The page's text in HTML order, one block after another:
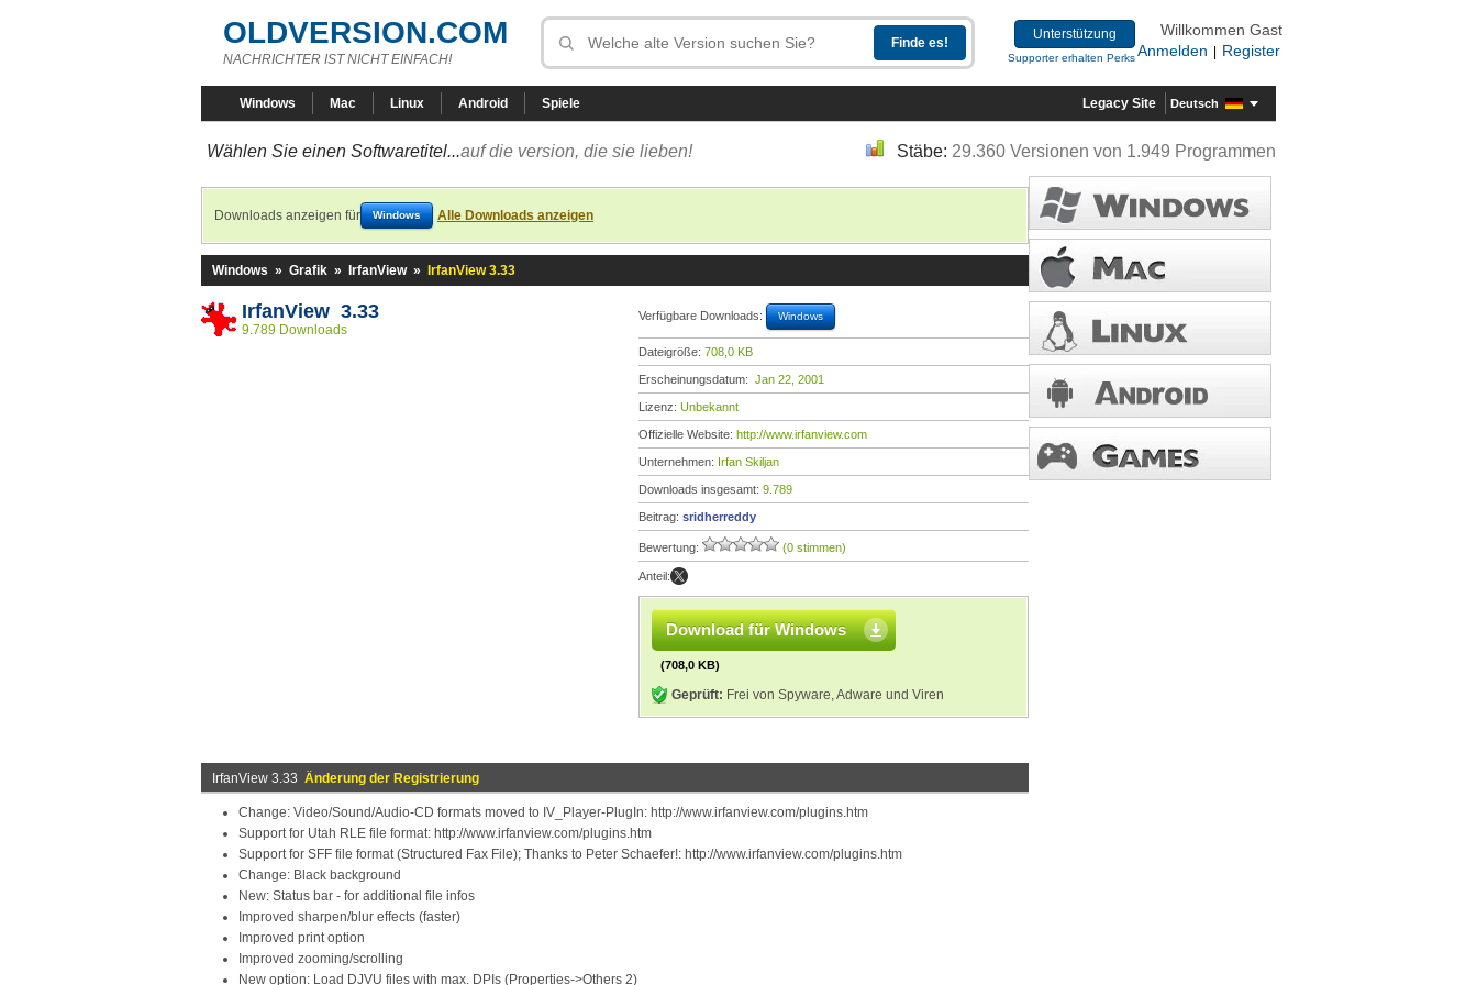
OLDVERSION.COM
NACHRICHTER IST NICHT EINFACH!
Unterstützung
Supporter erhalten Perks
Willkommen Gast
Anmelden
Register
Windows Mac Linux Android Spiele Legacy Site Deutsch
Wählen Sie einen Softwaretitel...auf die version, die sie lieben! Stäbe: 29.360 Versionen von 1.949 Programmen
Downloads anzeigen für Windows Alle Downloads anzeigen
Windows » Grafik » IrfanView » IrfanView 3.33
IrfanView 3.33
9.789 Downloads
Verfügbare Downloads: Windows
Dateigröße: 708,0 KB
Erscheinungsdatum: Jan 22, 2001
Lizenz: Unbekannt
Offizielle Website: http://www.irfanview.com
Unternehmen: Irfan Skiljan
Downloads insgesamt: 9.789
Beitrag: sridherreddy
Bewertung: (0 stimmen)
Anteil:
Download für Windows
(708,0 KB)
Geprüft: Frei von Spyware, Adware und Viren
IrfanView 3.33 Änderung der Registrierung
Change: Video/Sound/Audio-CD formats moved to IV_Player-PlugIn: http://www.irfanview.com/plugins.htm
Support for Utah RLE file format: http://www.irfanview.com/plugins.htm
Support for SFF file format (Structured Fax File); Thanks to Peter Schaefer!: http://www.irfanview.com/plugins.htm
Change: Black background
New: Status bar - for additional file infos
Improved sharpen/blur effects (faster)
Improved print option
Improved zooming/scrolling
New option: Load DJVU files with max. DPIs (Properties->Others 2)